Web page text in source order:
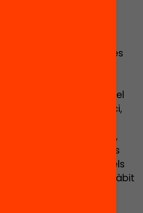
del 60%, però no
apunta.
la Setmana
d’un estudi sobre les
a 250
realitzat pel Consorci
Durant l’acte, el
Educativa del Consorci,
assenyalar que «les
obertes, sense pauta,
no donen bons
l’estudi apunta que «els
que promouen l’hàbit
menys possibilitats